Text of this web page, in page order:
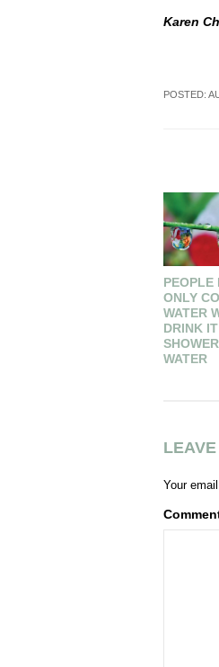
Karen
POSTED:
PEOPLE
ONLY
WATER
DRINK
WATER
Your